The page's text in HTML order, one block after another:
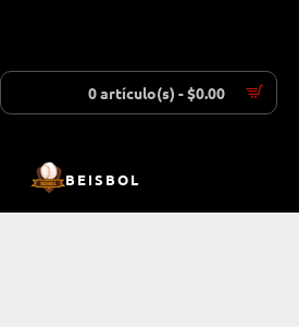
0 artículo(s) - $0.00
BEISBOL